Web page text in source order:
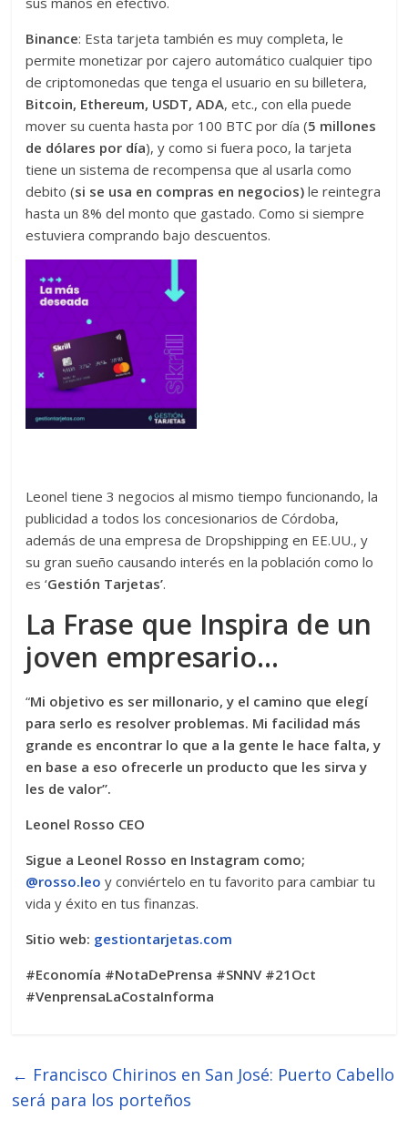
Binance: Esta tarjeta también es muy completa, le
permite monetizar por cajero automático cualquier tipo
de criptomonedas que tenga el usuario en su billetera,
Bitcoin, Ethereum, USDT, ADA, etc., con ella puede
mover su cuenta hasta por 100 BTC por día (5 millones
de dólares por día), y como si fuera poco, la tarjeta
tiene un sistema de recompensa que al usarla como
debito (si se usa en compras en negocios) le reintegra
hasta un 8% del monto que gastado. Como si siempre
estuviera comprando bajo descuentos.
Leonel tiene 3 negocios al mismo tiempo funcionando, la
publicidad a todos los concesionarios de Córdoba,
además de una empresa de Dropshipping en EE.UU., y
su gran sueño causando interés en la población como lo
es ‘Gestión Tarjetas’.
La Frase que Inspira de un
joven empresario…
“Mi objetivo es ser millonario, y el camino que elegí
para serlo es resolver problemas. Mi facilidad más
grande es encontrar lo que a la gente le hace falta, y
en base a eso ofrecerle un producto que les sirva y
les de valor”.
Leonel Rosso CEO
Sigue a Leonel Rosso en Instagram como;
@rosso.leo y conviértelo en tu favorito para cambiar tu
vida y éxito en tus finanzas.
Sitio web: gestiontarjetas.com
#Economía #NotaDePrensa #SNNV #21Oct
#VenprensaLaCostaInforma
← Francisco Chirinos en San José: Puerto Cabello
será para los porteños